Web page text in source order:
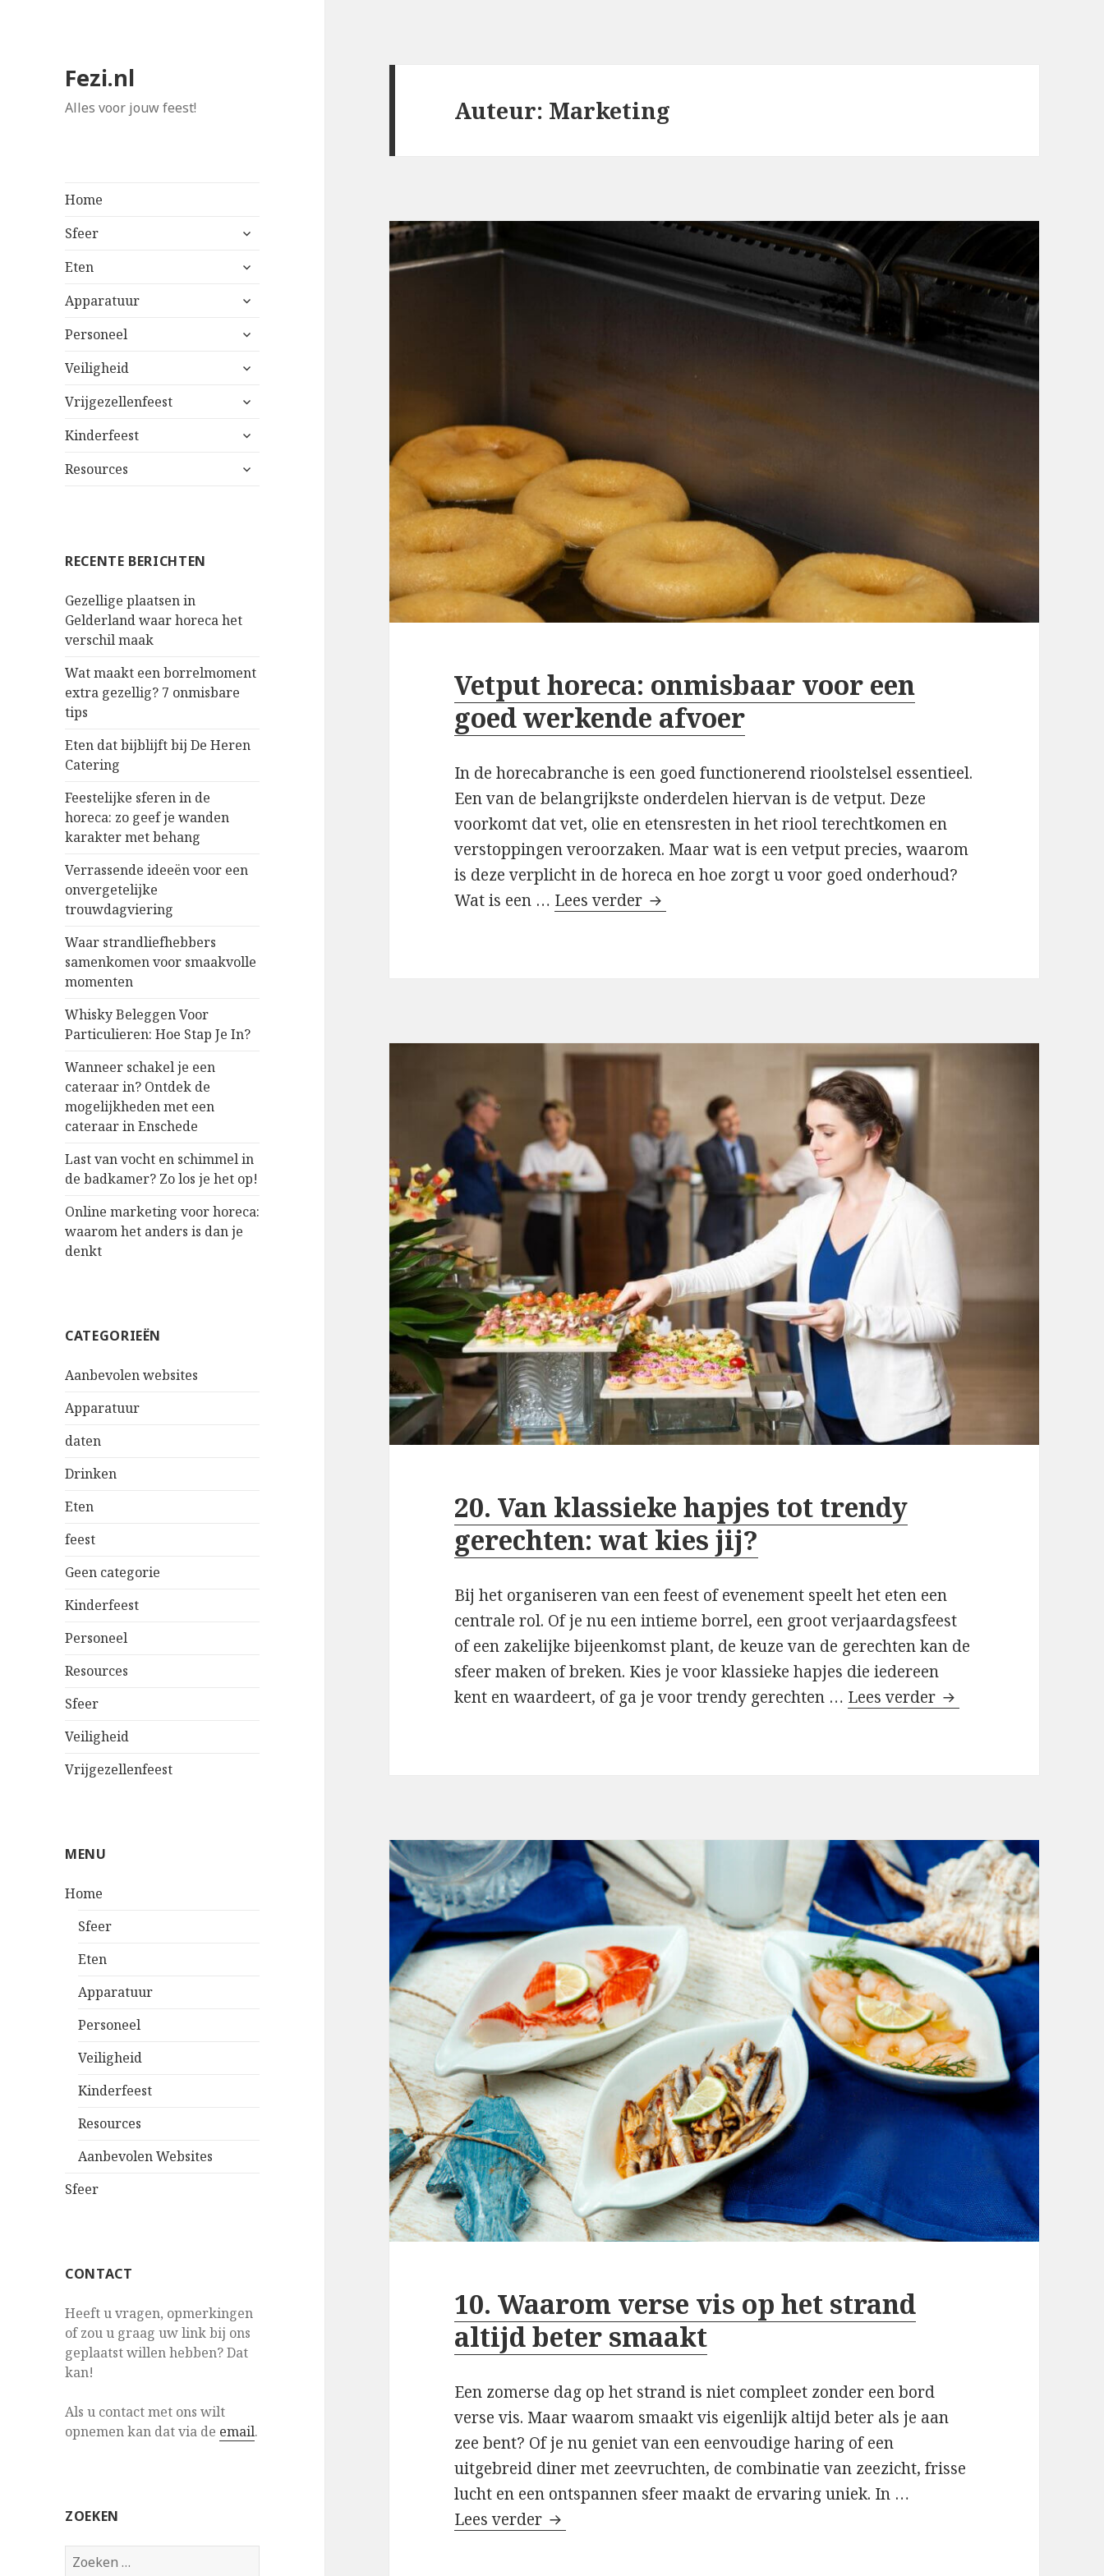
Fezi.nl
Alles voor jouw feest!
Home
Sfeer
alles
Eten
alles
Apparatuur
alles
Personeel
alles
Veiligheid
alles
Vrijgezellenfeest
alles
Kinderfeest
alles
Resources
alles
RECENTE BERICHTEN
Gezellige plaatsen in
Gelderland waar horeca het
verschil maak
Wat maakt een borrelmoment
extra gezellig? 7 onmisbare
tips
Eten dat bijblijft bij De Heren
Catering
Feestelijke sferen in de
horeca: zo geef je wanden
karakter met behang
Verrassende ideeën voor een
onvergetelijke
trouwdagviering
Waar strandliefhebbers
samenkomen voor smaakvolle
momenten
Whisky Beleggen Voor
Particulieren: Hoe Stap Je In?
Wanneer schakel je een
cateraar in? Ontdek de
mogelijkheden met een
cateraar in Enschede
Last van vocht en schimmel in
de badkamer? Zo los je het op!
Online marketing voor horeca:
waarom het anders is dan je
denkt
CATEGORIEËN
Aanbevolen websites
Apparatuur
daten
Drinken
Eten
feest
Geen categorie
Kinderfeest
Personeel
Resources
Sfeer
Veiligheid
Vrijgezellenfeest
MENU
Home
Sfeer
Eten
Apparatuur
Personeel
Veiligheid
Kinderfeest
Resources
Aanbevolen Websites
Sfeer
CONTACT
Heeft u vragen, opmerkingen
of zou u graag uw link bij ons
geplaatst willen hebben? Dat
kan!
Als u contact met ons wilt
opnemen kan dat via de email.
ZOEKEN
Z
Auteur: Marketing
Vetput horeca: onmisbaar voor een
goed werkende afvoer
In de horecabranche is een goed functionerend rioolstelsel essentieel.
Een van de belangrijkste onderdelen hiervan is de vetput. Deze
voorkomt dat vet, olie en etensresten in het riool terechtkomen en
verstoppingen veroorzaken. Maar wat is een vetput precies, waarom
is deze verplicht in de horeca en hoe zorgt u voor goed onderhoud?
Wat is een … Lees verder Vetput horeca: onmisbaar voor een goed werkende afvoer
20. Van klassieke hapjes tot trendy
gerechten: wat kies jij?
Bij het organiseren van een feest of evenement speelt het eten een
centrale rol. Of je nu een intieme borrel, een groot verjaardagsfeest
of een zakelijke bijeenkomst plant, de keuze van de gerechten kan de
sfeer maken of breken. Kies je voor klassieke hapjes die iedereen
kent en waardeert, of ga je voor trendy gerechten … Lees verder 20. Van klassieke
10. Waarom verse vis op het strand
altijd beter smaakt
Een zomerse dag op het strand is niet compleet zonder een bord
verse vis. Maar waarom smaakt vis eigenlijk altijd beter als je aan
zee bent? Of je nu geniet van een eenvoudige haring of een
uitgebreid diner met zeevruchten, de combinatie van zeezicht, frisse
lucht en een ontspannen sfeer maakt de ervaring uniek. In …
Lees verder 10. Waarom verse vis op het strand altijd beter smaakt